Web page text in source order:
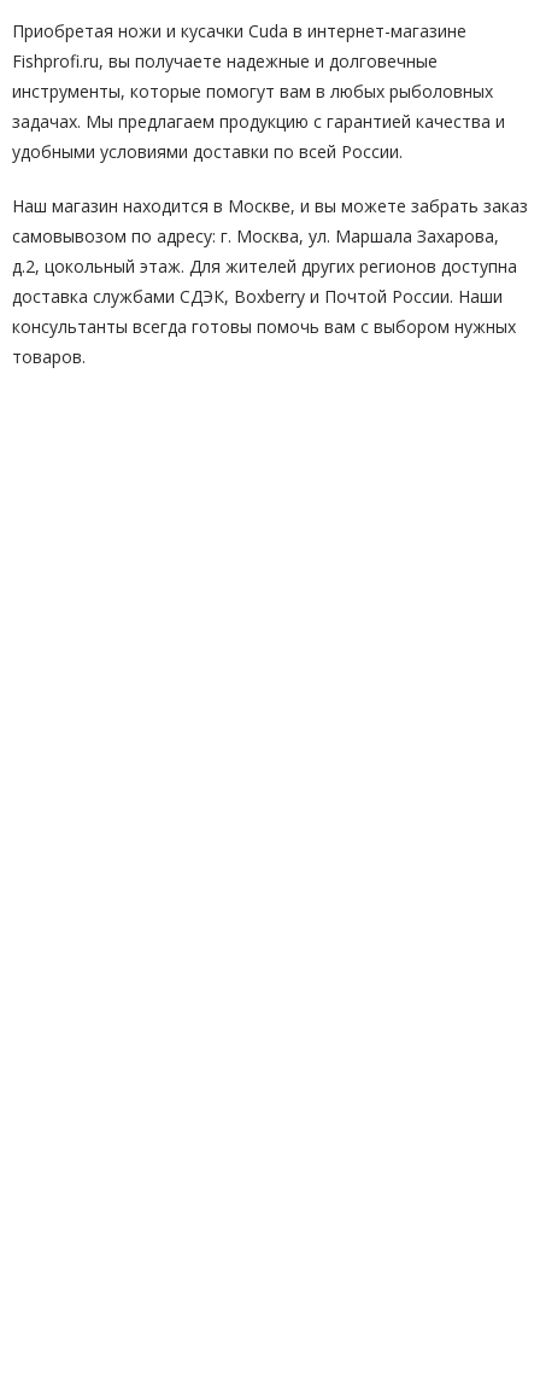
Приобретая ножи и кусачки Cuda в интернет-магазине
Fishprofi.ru, вы получаете надежные и долговечные
инструменты, которые помогут вам в любых рыболовных
задачах. Мы предлагаем продукцию с гарантией качества и
удобными условиями доставки по всей России.
Наш магазин находится в Москве, и вы можете забрать заказ
самовывозом по адресу: г. Москва, ул. Маршала Захарова,
д.2, цокольный этаж. Для жителей других регионов доступна
доставка службами СДЭК, Boxberry и Почтой России. Наши
консультанты всегда готовы помочь вам с выбором нужных
товаров.